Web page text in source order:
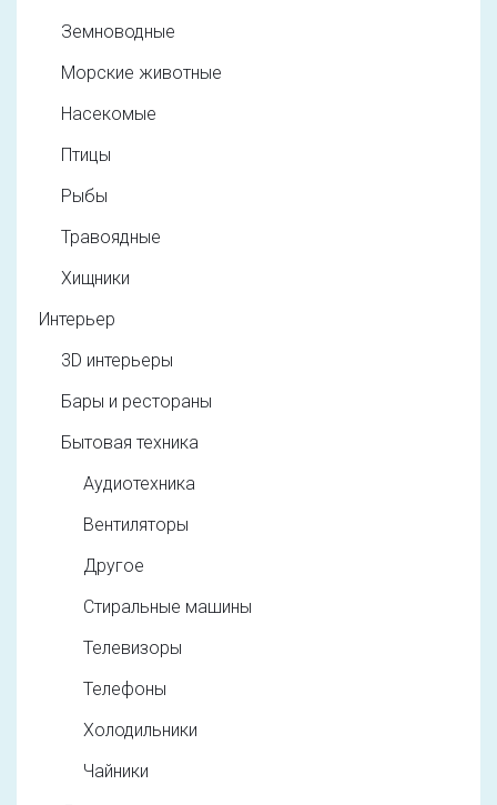
Земноводные
Морские животные
Насекомые
Птицы
Рыбы
Травоядные
Хищники
Интерьер
3D интерьеры
Бары и рестораны
Бытовая техника
Аудиотехника
Вентиляторы
Другое
Стиральные машины
Телевизоры
Телефоны
Холодильники
Чайники